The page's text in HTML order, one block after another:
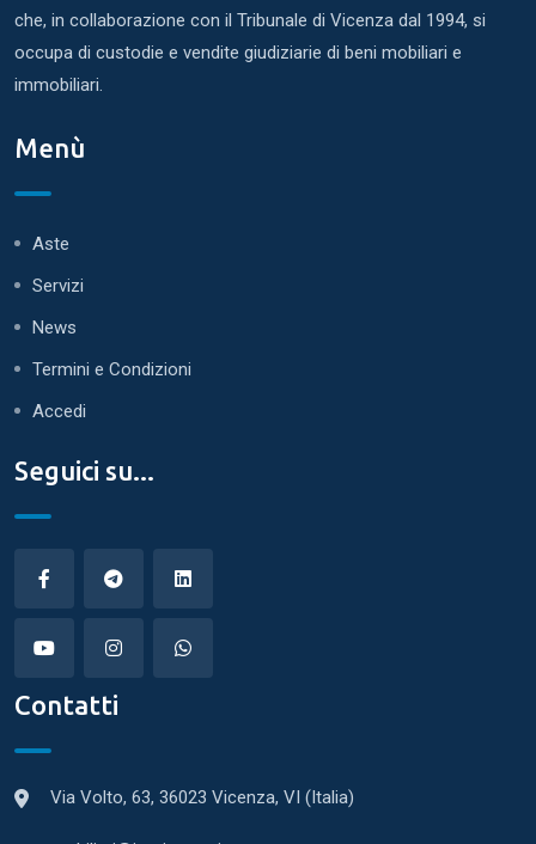
che, in collaborazione con il Tribunale di Vicenza dal 1994, si
occupa di custodie e vendite giudiziarie di beni mobiliari e
immobiliari.
Menù
Aste
Servizi
News
Termini e Condizioni
Accedi
Seguici su...
Contatti
Via Volto, 63, 36023 Vicenza, VI (Italia)